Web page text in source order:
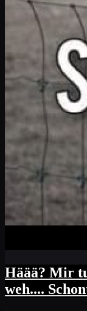
Häää? Mir
weh....